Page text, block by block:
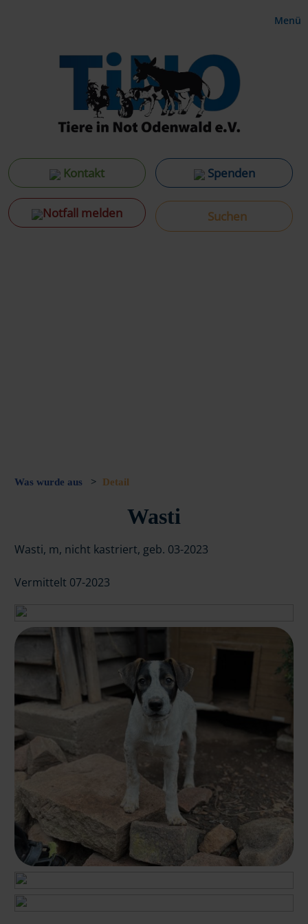
Menü
Kontakt Spenden
Notfall melden
Was wurde aus > Detail
Wasti
Wasti, m, nicht kastriert, geb. 03-2023
Vermittelt 07-2023